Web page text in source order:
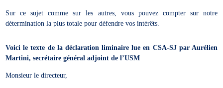
Sur ce sujet comme sur les autres, vous pouvez compter sur notre
détermination la plus totale pour défendre vos intérêts.
Voici le texte de la déclaration liminaire lue en CSA-SJ par Aurélien
Martini, secrétaire général adjoint de l’USM
Monsieur le directeur,